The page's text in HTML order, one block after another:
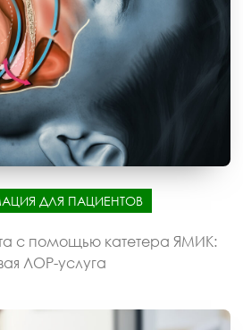
ДЛЯ ПАЦИЕНТОВ
с помощью катетера ЯМИК:
ЛОР-услуга